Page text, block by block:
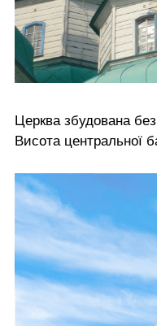
Церква збудована
Висота центральної